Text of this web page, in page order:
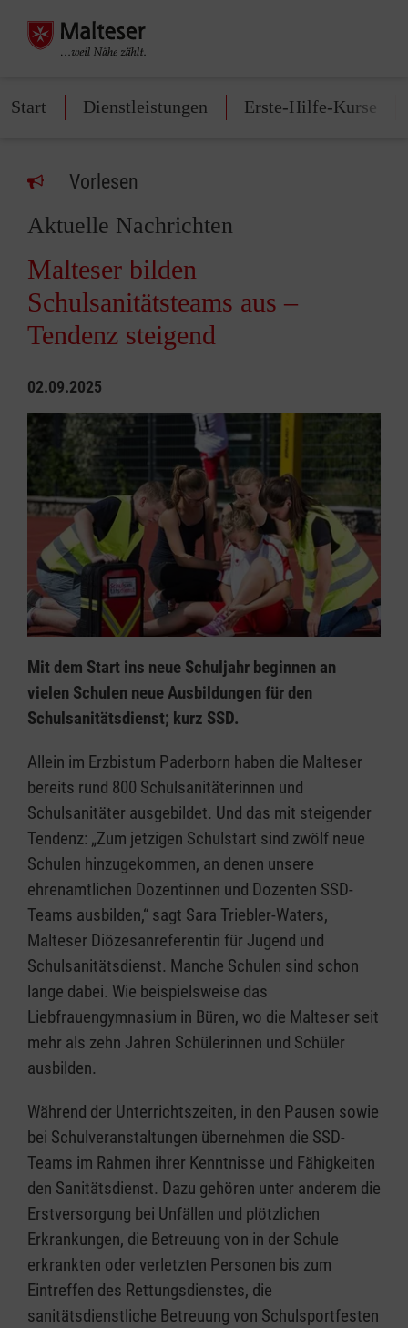
Start Dienstleistungen Erste-Hilfe-Kurse
Vorlesen
Aktuelle Nachrichten
Malteser bilden
Schulsanitätsteams aus –
Tendenz steigend
02.09.2025
Mit dem Start ins neue Schuljahr beginnen an
vielen Schulen neue Ausbildungen für den
Schulsanitätsdienst; kurz SSD.
Allein im Erzbistum Paderborn haben die Malteser
bereits rund 800 Schulsanitäterinnen und
Schulsanitäter ausgebildet. Und das mit steigender
Tendenz: „Zum jetzigen Schulstart sind zwölf neue
Schulen hinzugekommen, an denen unsere
ehrenamtlichen Dozentinnen und Dozenten SSD-
Teams ausbilden,“ sagt Sara Triebler-Waters,
Malteser Diözesanreferentin für Jugend und
Schulsanitätsdienst. Manche Schulen sind schon
lange dabei. Wie beispielsweise das
Liebfrauengymnasium in Büren, wo die Malteser seit
mehr als zehn Jahren Schülerinnen und Schüler
ausbilden.
Während der Unterrichtszeiten, in den Pausen sowie
bei Schulveranstaltungen übernehmen die SSD-
Teams im Rahmen ihrer Kenntnisse und Fähigkeiten
den Sanitätsdienst. Dazu gehören unter anderem die
Erstversorgung bei Unfällen und plötzlichen
Erkrankungen, die Betreuung von in der Schule
erkrankten oder verletzten Personen bis zum
Eintreffen des Rettungsdienstes, die
sanitätsdienstliche Betreuung von Schulsportfesten